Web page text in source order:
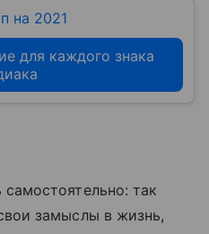
на 2021
для каждого знака
так
замыслы в жизнь,